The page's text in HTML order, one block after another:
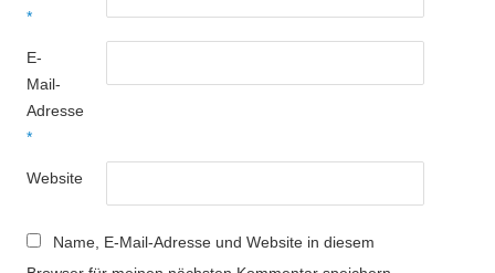
*
E-
Mail-
Adresse
*
Website
Name, E-Mail-Adresse und Website in diesem